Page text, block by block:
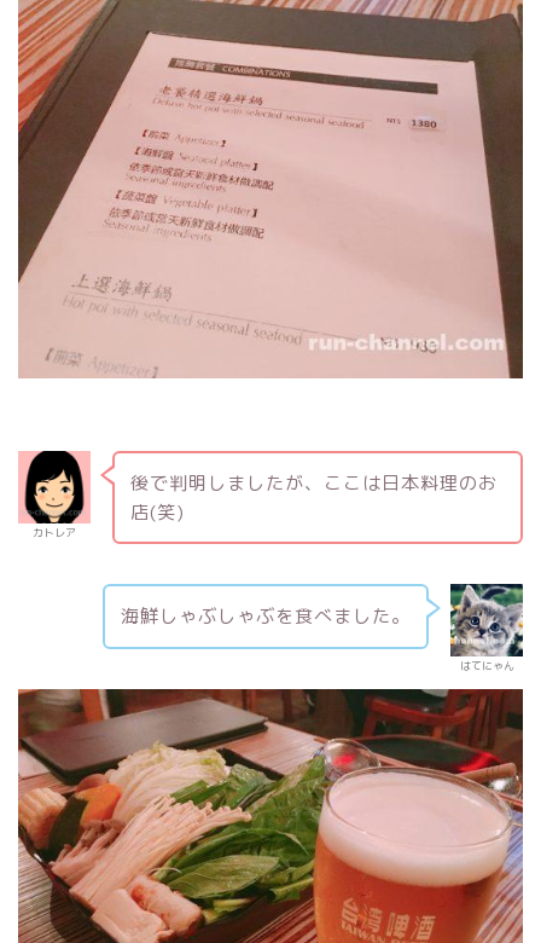
カトレア
後で判明しましたが、ここは日本料理のお
店(笑)
はてにゃん
海鮮しゃぶしゃぶを食べました。